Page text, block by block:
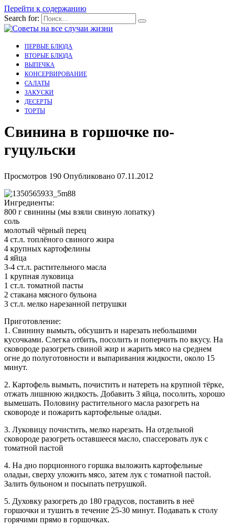
Перейти к содержанию
Search for:
ПЕРВЫЕ БЛЮДА
ВТОРЫЕ БЛЮДА
ВЫПЕЧКА
КОНСЕРВИРОВАНИЕ
САЛАТЫ
ЗАКУСКИ
ДЕСЕРТЫ
ТОРТЫ
Свинина в горшочке по-
гуцульски
Просмотров 190 Опубликовано 07.11.2012
Ингредиенты:
800 г свинины (мы взяли свиную лопатку)
соль
молотый чёрный перец
4 ст.л. топлёного свиного жира
4 крупных картофелины
4 яйца
3-4 ст.л. растительного масла
1 крупная луковица
1 ст.л. томатной пасты
2 стакана мясного бульона
3 ст.л. мелко нарезанной петрушки
Приготовление:
1. Свинину вымыть, обсушить и нарезать небольшими
кусочками. Слегка отбить, посолить и поперчить по вкусу. На
сковороде разогреть свиной жир и жарить мясо на среднем
огне до полуготовности и выпаривания жидкости, около 15
минут.
2. Картофель вымыть, почистить и натереть на крупной тёрке,
отжать лишнюю жидкость. Добавить 3 яйца, посолить, хорошо
вымешать. Половину растительного масла разогреть на
сковороде и пожарить картофельные оладьи.
3. Луковицу почистить, мелко нарезать. На отдельной
сковороде разогреть оставшееся масло, спассеровать лук с
томатной пастой
4. На дно порционного горшка выложить картофельные
оладьи, сверху уложить мясо, затем лук с томатной пастой.
Залить бульоном и посыпать петрушкой.
5. Духовку разогреть до 180 градусов, поставить в неё
горшочки и тушить в течение 25-30 минут. Подавать к столу
горячими прямо в горшочках.